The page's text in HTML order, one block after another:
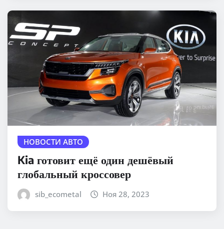
НОВОСТИ АВТО
Kia готовит ещё один дешёвый
глобальный кроссовер
sib_ecometal Ноя 28, 2023